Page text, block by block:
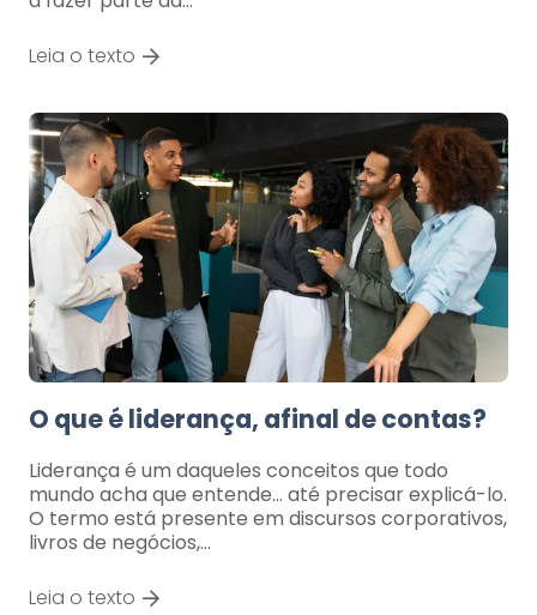
Leia o texto
O que é liderança, afinal de contas?
Liderança é um daqueles conceitos que todo
mundo acha que entende… até precisar explicá-lo.
O termo está presente em discursos corporativos,
livros de negócios,…
Leia o texto